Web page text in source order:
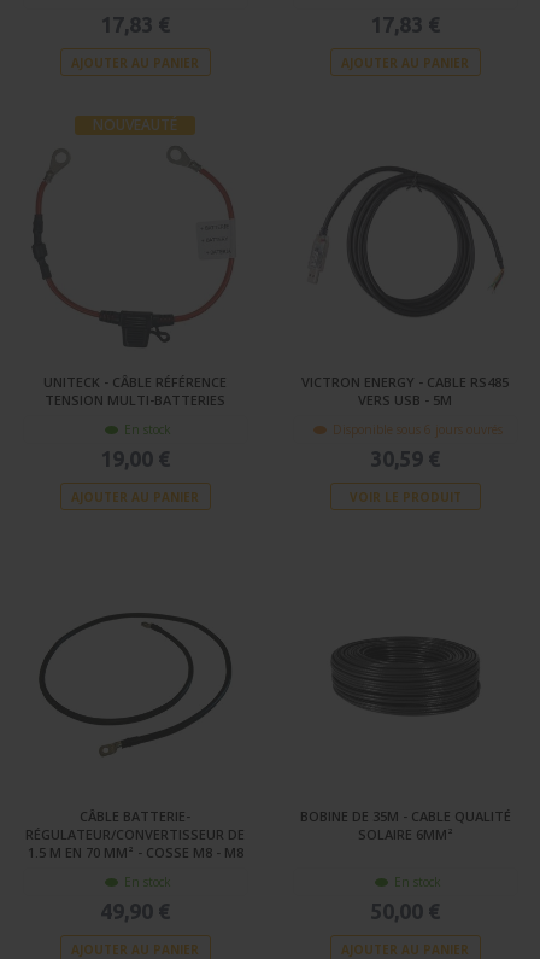
17,83 €
AJOUTER AU PANIER
17,83 €
AJOUTER AU PANIER
NOUVEAUTÉ
UNITECK - CÂBLE RÉFÉRENCE
TENSION MULTI-BATTERIES
En stock
19,00 €
AJOUTER AU PANIER
VICTRON ENERGY - CABLE RS485
VERS USB - 5M
Disponible sous 6 jours ouvrés
30,59 €
VOIR LE PRODUIT
CÂBLE BATTERIE-
RÉGULATEUR/CONVERTISSEUR DE
1.5 M EN 70 MM² - COSSE M8 - M8
En stock
49,90 €
AJOUTER AU PANIER
BOBINE DE 35M - CABLE QUALITÉ
SOLAIRE 6MM²
En stock
50,00 €
AJOUTER AU PANIER